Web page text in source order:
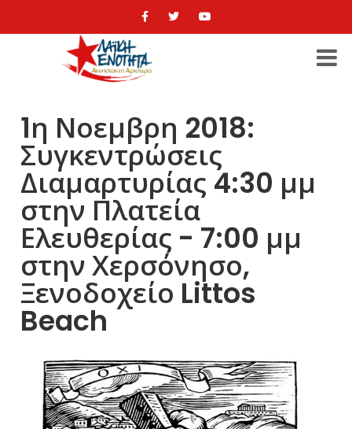
1η Νοεμβρη 2018:
Συγκεντρώσεις
Διαμαρτυρίας 4:30 μμ
στην Πλατεία
Ελευθερίας - 7:00 μμ
στην Χερσόνησο,
Ξενοδοχείο Littos
Beach